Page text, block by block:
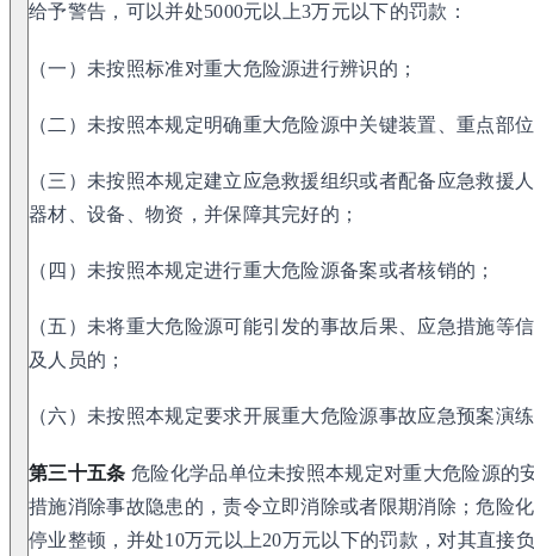
给予警告，可以并处5000元以上3万元以下的罚款：
（一）未按照标准对重大危险源进行辨识的；
（二）未按照本规定明确重大危险源中关键装置、重点部
（三）未按照本规定建立应急救援组织或者配备应急救援
器材、设备、物资，并保障其完好的；
（四）未按照本规定进行重大危险源备案或者核销的；
（五）未将重大危险源可能引发的事故后果、应急措施等
及人员的；
（六）未按照本规定要求开展重大危险源事故应急预案演
第三十五条 危险化学品单位未按照本规定对重大危险源的
措施消除事故隐患的，责令立即消除或者限期消除；危险
停业整顿，并处10万元以上20万元以下的罚款，对其直接